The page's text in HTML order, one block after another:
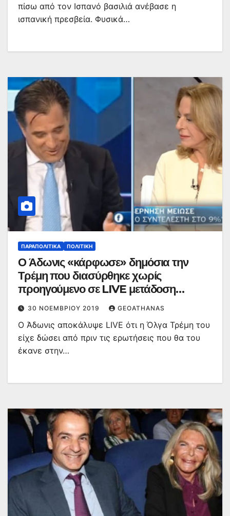
πίσω από τον Ισπανό βασιλιά ανέβασε η
ισπανική πρεσβεία. Φυσικά…
ΠΑΡΑΠΟΛΙΤΙΚΆ ΠΟΛΙΤΙΚΉ
Ο Άδωνις «κάρφωσε» δημόσια την
Τρέμη που διασύρθηκε χωρίς
προηγούμενο σε LIVE μετάδοση
(ΒΙΝΤΕΟ)
30 ΝΟΕΜΒΡΊΟΥ 2019 GEOATHANAS
Ο Άδωνις αποκάλυψε LIVE ότι η Όλγα Τρέμη του
είχε δώσει από πριν τις ερωτήσεις που θα του
έκανε στην…